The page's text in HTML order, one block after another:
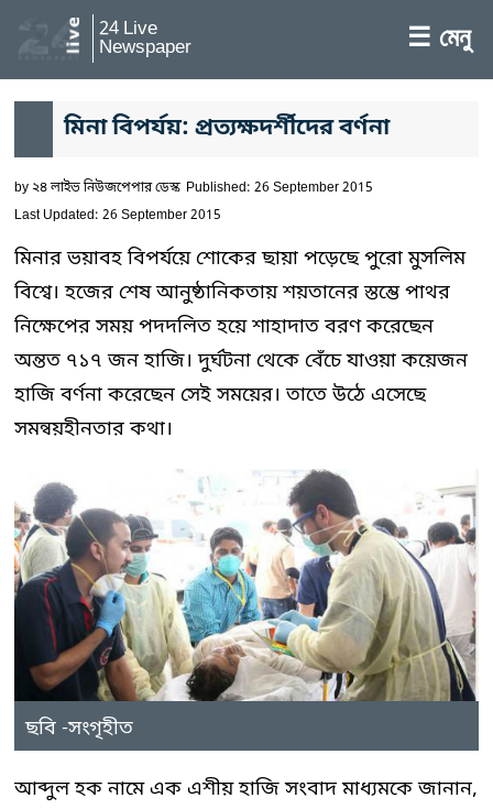
24 Live
Newspaper ☰ মেনু
মিনা বিপর্যয়: প্রত্যক্ষদর্শীদের বর্ণনা
by২৪ লাইভ নিউজপেপার ডেস্ক Published: 26 September 2015
Last Updated: 26 September 2015
মিনার ভয়াবহ বিপর্যয়ে শোকের ছায়া পড়েছে পুরো মুসলিম
বিশ্বে। হজের শেষ আনুষ্ঠানিকতায় শয়তানের স্তম্ভে পাথর
নিক্ষেপের সময় পদদলিত হয়ে শাহাদাত বরণ করেছেন
অন্তত ৭১৭ জন হাজি। দুর্ঘটনা থেকে বেঁচে যাওয়া কয়েজন
হাজি বর্ণনা করেছেন সেই সময়ের। তাতে উঠে এসেছে
সমন্বয়হীনতার কথা।
ছবি -সংগৃহীত
আব্দুল হক নামে এক এশীয় হাজি সংবাদ মাধ্যমকে জানান,